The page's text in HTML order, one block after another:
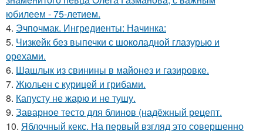
юбилеем - 75-летием.
4. Эчпочмак. Ингредиенты: Начинка:
5. Чизкейк без выпечки с шоколадной глазурью и
орехами.
6. Шашлык из свинины в майонез и газировке.
7. Жюльен с курицей и грибами.
8. Капусту не жарю и не тушу.
9. Заварное тесто для блинов (надёжный рецепт.
10. Яблочный кекс. На первый взгляд это совершенно